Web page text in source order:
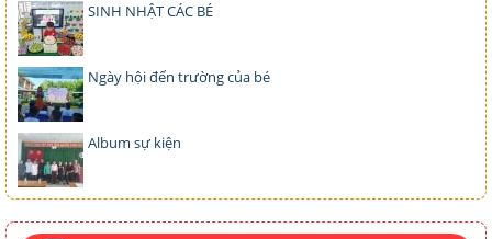
SINH NHẬT CÁC BÉ
Ngày hội đến trường của bé
Album sự kiện